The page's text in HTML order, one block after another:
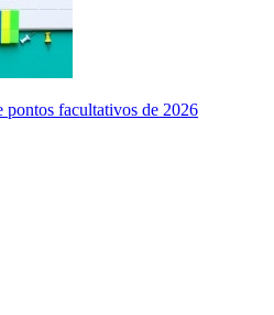
pontos facultativos de 2026